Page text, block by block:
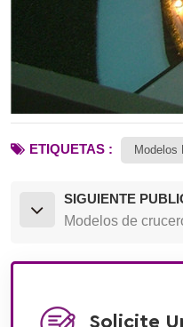
ETIQUETAS : Modelos
SIGUIENTE
Modelos de
Solicite